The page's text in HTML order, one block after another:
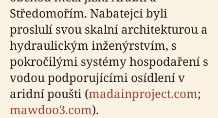
Středomořím. Nabatejci byli
proslulí svou skalní architekturou a
hydraulickým inženýrstvím, s
pokročilými systémy hospodaření s
vodou podporujícími osídlení v
aridní poušti (madainproject.com;
mawdoo3.com).